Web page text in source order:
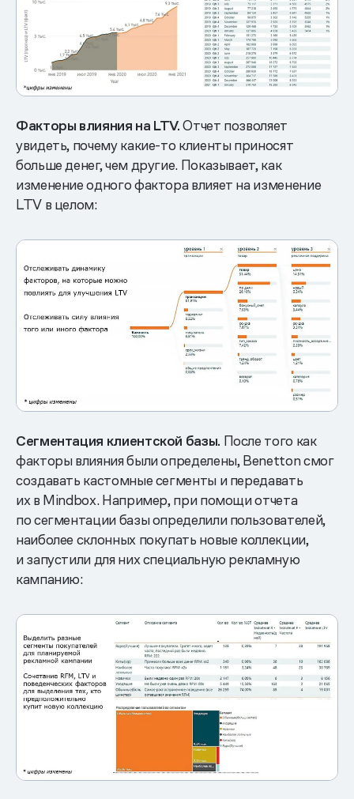
Факторы влияния на LTV.Отчет позволяет
увидеть, почему какие-то клиенты приносят
больше денег, чем другие. Показывает, как
изменение одного фактора влияет на изменение
LTV в целом:
Сегментация клиентской базы. После того как
факторы влияния были определены, Benetton смог
создавать кастомные сегменты и передавать
их в Mindbox. Например, при помощи отчета
по сегментации базы определили пользователей,
наиболее склонных покупать новые коллекции,
и запустили для них специальную рекламную
кампанию: